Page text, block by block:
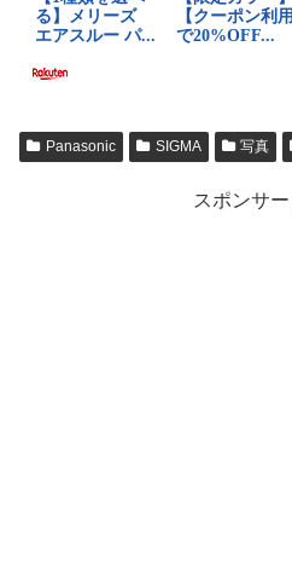
Panasonic SIGMA 写真
スポンサ